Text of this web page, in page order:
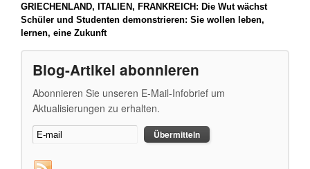
GRIECHENLAND, ITALIEN, FRANKREICH: Die Wut wächst
Schüler und Studenten demonstrieren: Sie wollen leben,
lernen, eine Zukunft
Blog-Artikel abonnieren
Abonnieren Sie unseren E-Mail-Infobrief um
Aktualisierungen zu erhalten.